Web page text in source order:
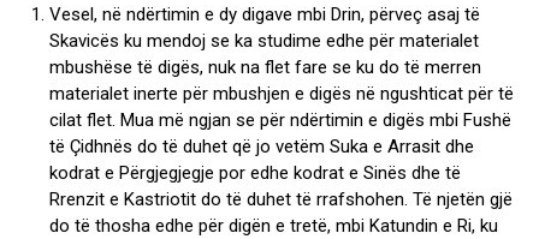
Vesel, në ndërtimin e dy digave mbi Drin, përveç asaj të
Skavicës ku mendoj se ka studime edhe për materialet
mbushëse të digës, nuk na flet fare se ku do të merren
materialet inerte për mbushjen e digës në ngushticat për të
cilat flet. Mua më ngjan se për ndërtimin e digës mbi Fushë
të Çidhnës do të duhet që jo vetëm Suka e Arrasit dhe
kodrat e Përgjegjegje por edhe kodrat e Sinës dhe të
Rrenzit e Kastriotit do të duhet të rrafshohen. Të njetën gjë
do të thosha edhe për digën e tretë, mbi Katundin e Ri, ku